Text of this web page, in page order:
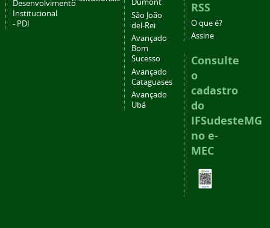
Desenvolvimento
Institucional
- PDI
Dumont
São João
del-Rei
Avançado
Bom
Sucesso
Avançado
Cataguases
Avançado
Ubá
RSS
O que é?
Assine
Consulte
o
cadastro
do
IFSudesteMG
no e-
MEC